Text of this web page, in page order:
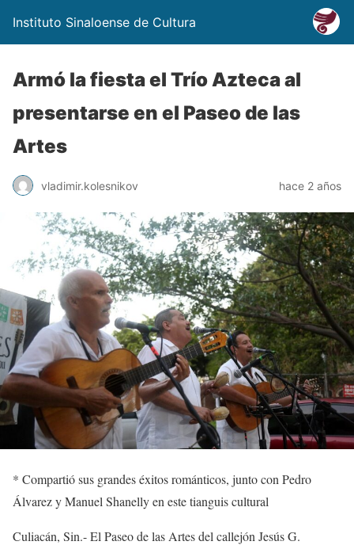
Instituto Sinaloense de Cultura
Armó la fiesta el Trío Azteca al
presentarse en el Paseo de las
Artes
vladimir.kolesnikov hace 2 años
* Compartiósus grandeséxitos románticos, junto con Pedro
Álvarezy Manuel Shanellyen este tianguis cultural
Culiacán, Sin.-El Paseo de las Artes del callejón Jesús G.